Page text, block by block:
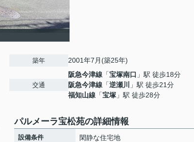
築年 2001年7月(築25年)
交通
阪急今津線 「宝塚南口 」駅 徒歩18分
阪急今津線 「逆瀬川
」駅 徒歩21分
福知山線 「宝塚 」駅 徒歩28分
パルメーラ宝松苑の詳細情報
設備条件 閑静な住宅地